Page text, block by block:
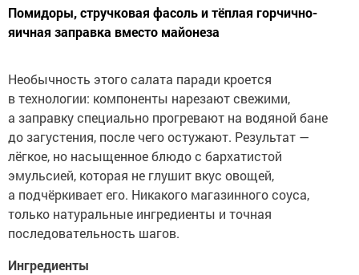
Помидоры, стручковая фасоль и тёплая горчично-
яичная заправка вместо майонеза
Необычность этого салата паради кроется
в технологии: компоненты нарезают свежими,
а заправку специально прогревают на водяной бане
до загустения, после чего остужают. Результат —
лёгкое, но насыщенное блюдо с бархатистой
эмульсией, которая не глушит вкус овощей,
а подчёркивает его. Никакого магазинного соуса,
только натуральные ингредиенты и точная
последовательность шагов.
Ингредиенты